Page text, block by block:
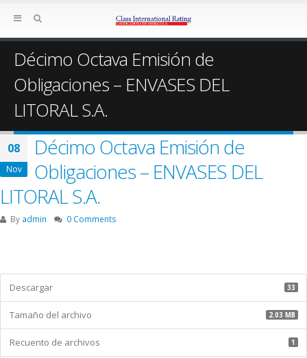
Décimo Octava Emisión de
Obligaciones – ENVASES DEL
LITORAL S.A.
08
Nov
Décimo Octava Emisión de
Obligaciones – ENVASES DEL
LITORAL S.A.
By admin 0 Comments
Descargar 33
Tamaño del archivo 2.03 MB
Recuento de archivos 1